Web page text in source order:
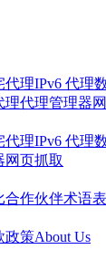
代理IPv6 代理
理代理管理器
代理IPv6 代理
网页抓取
合作伙伴术语表
政策About Us